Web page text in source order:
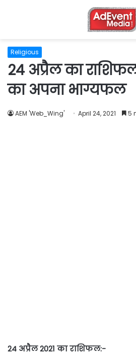
Religious
24 अप्रैल का
का अपना भाग्यफल
AEM 'Web_Wing' April 24, 2021 5
24 अप्रैल 2021 का राशिफल:-